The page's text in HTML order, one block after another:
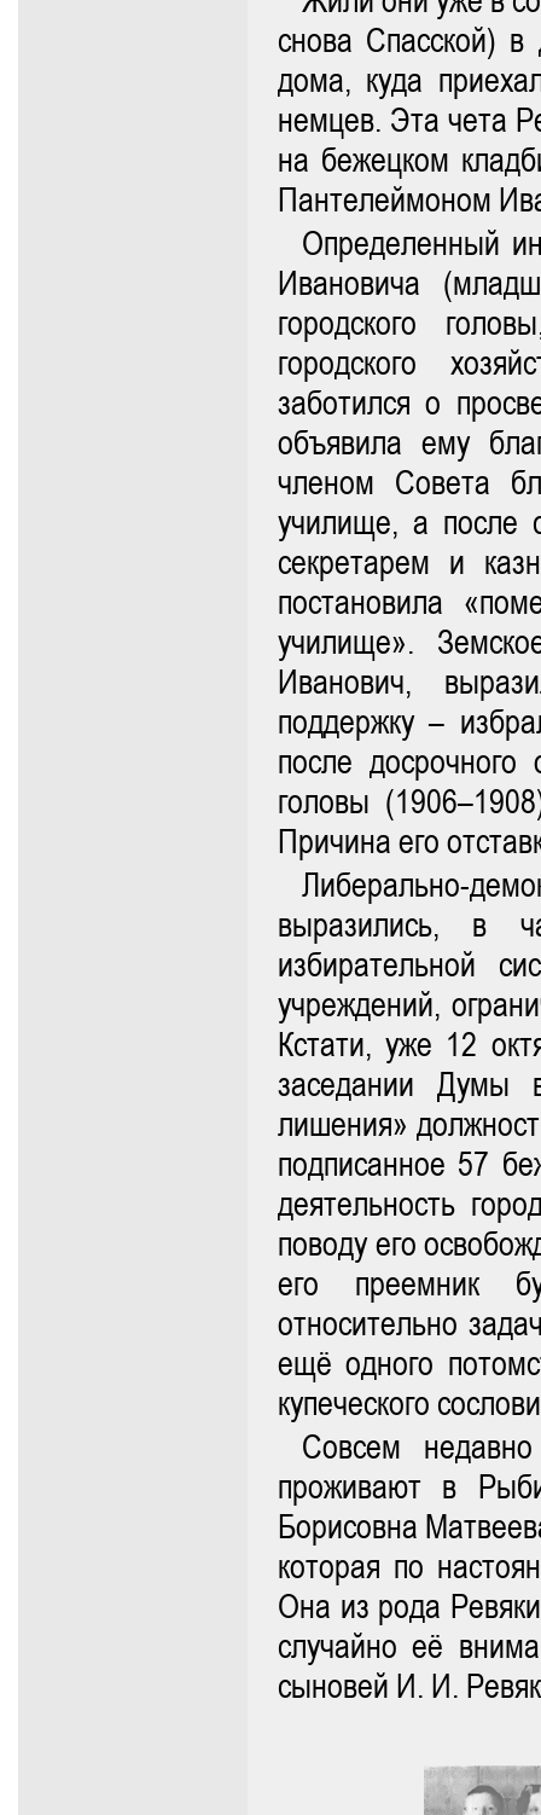
снова Спасской)
дома, куда
немцев. Эта чета
на бежецком
Пантелеймоном
Определенный
Ивановича
городского
городского
заботился о
объявила ему
членом Совета
училище, а после
секретарем и
постановила
училище».
Иванович,
поддержку –
после досрочного
головы
Причина его
Либерально-
выразились, в
избирательной
учреждений,
Кстати, уже 12
заседании Думы
лишения»
подписанное 57
деятельность
поводу его
его преемник
относительно
ещё одного
купеческого
Совсем
проживают в
Борисовна
которая по
Она из рода
случайно её
сыновей И. И.